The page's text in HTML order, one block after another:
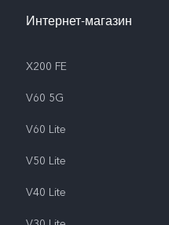
Интернет-магазин
X200 FE
V60 5G
V60 Lite
V50 Lite
V40 Lite